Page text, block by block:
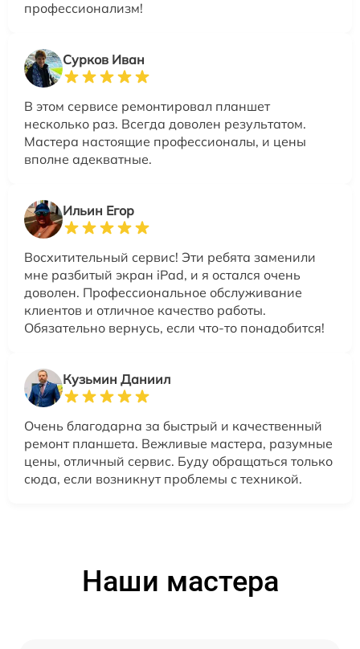
профессионализм!
Сурков Иван
В этом сервисе ремонтировал планшет
несколько раз. Всегда доволен результатом.
Мастера настоящие профессионалы, и цены
вполне адекватные.
Ильин Егор
Восхитительный сервис! Эти ребята заменили
мне разбитый экран iPad, и я остался очень
доволен. Профессиональное обслуживание
клиентов и отличное качество работы.
Обязательно вернусь, если что-то понадобится!
Кузьмин Даниил
Очень благодарна за быстрый и качественный
ремонт планшета. Вежливые мастера, разумные
цены, отличный сервис. Буду обращаться только
сюда, если возникнут проблемы с техникой.
Наши мастера